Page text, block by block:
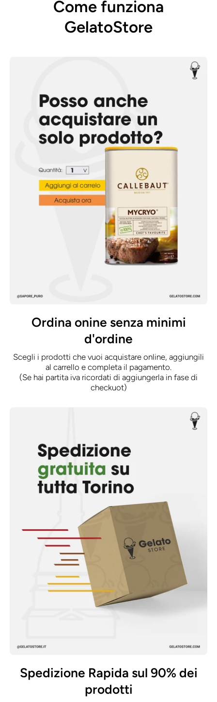
Come funziona
GelatoStore
Ordina onine senza minimi
d'ordine
Scegli i prodotti che vuoi acquistare online, aggiungili
al carrello e completa il pagamento.
(Se hai partita iva ricordati di aggiungerla in fase di
checkuot)
Spedizione Rapida sul 90% dei
prodotti